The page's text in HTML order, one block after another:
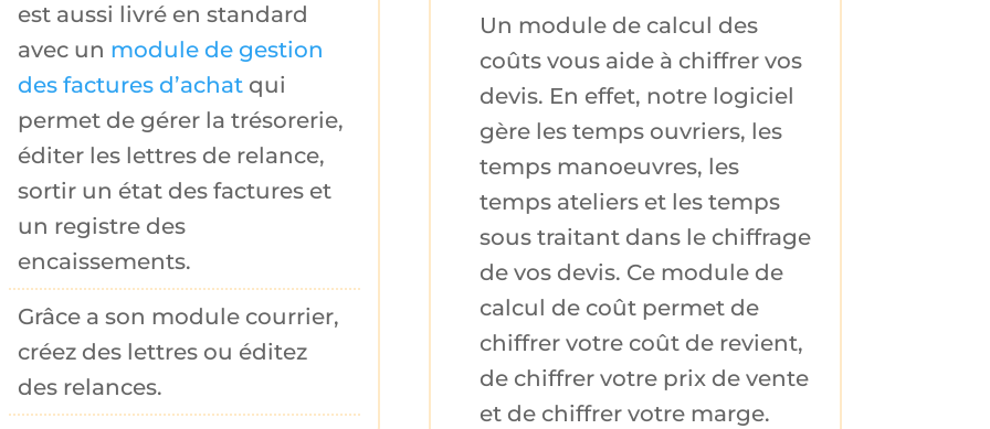
est aussi livré en standard
avec un module de gestion
des factures d’achatqui
permet de gérer la trésorerie,
éditer les lettres de relance,
sortir un état des factureset
un registre des
encaissements.
Grâce a son module courrier,
créez des lettres ou éditez
des relances.
Un module de calcul des
coûtsvous aide à chiffrer vos
devis. En effet, notre logiciel
gère les temps ouvriers, les
temps manoeuvres, les
temps atelierset les temps
sous traitantdans le chiffrage
de vos devis. Ce module de
calcul de coût permet de
chiffrer votre coût de revient,
de chiffrer votre prix de vente
et de chiffrer votre marge.